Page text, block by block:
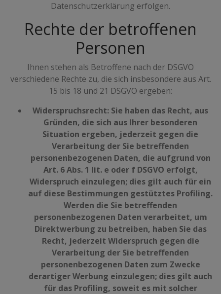
Datenschutzerklärung erfolgen.
Rechte der betroffenen
Personen
Ihnen stehen als Betroffene nach der DSGVO
verschiedene Rechte zu, die sich insbesondere aus Art.
15 bis 18 und 21 DSGVO ergeben:
Widerspruchsrecht: Sie haben das Recht, aus
Gründen, die sich aus Ihrer besonderen
Situation ergeben, jederzeit gegen die
Verarbeitung der Sie betreffenden
personenbezogenen Daten, die aufgrund von
Art. 6 Abs. 1 lit. e oder f DSGVO erfolgt,
Widerspruch einzulegen; dies gilt auch für ein
auf diese Bestimmungen gestütztes Profiling.
Werden die Sie betreffenden
personenbezogenen Daten verarbeitet, um
Direktwerbung zu betreiben, haben Sie das
Recht, jederzeit Widerspruch gegen die
Verarbeitung der Sie betreffenden
personenbezogenen Daten zum Zwecke
derartiger Werbung einzulegen; dies gilt auch
für das Profiling, soweit es mit solcher